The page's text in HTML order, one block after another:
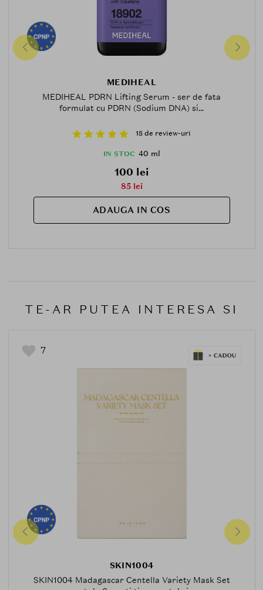
MEDIHEAL
MEDIHEAL PDRN Lifting Serum - ser de fata
formulat cu PDRN (Sodium DNA) si...
18 de review-uri
IN STOC 40 ml
100 lei
85 lei
ADAUGA IN COS
TE-AR PUTEA INTERESA SI
7
SKIN1004
SKIN1004 Madagascar Centella Variety Mask Set